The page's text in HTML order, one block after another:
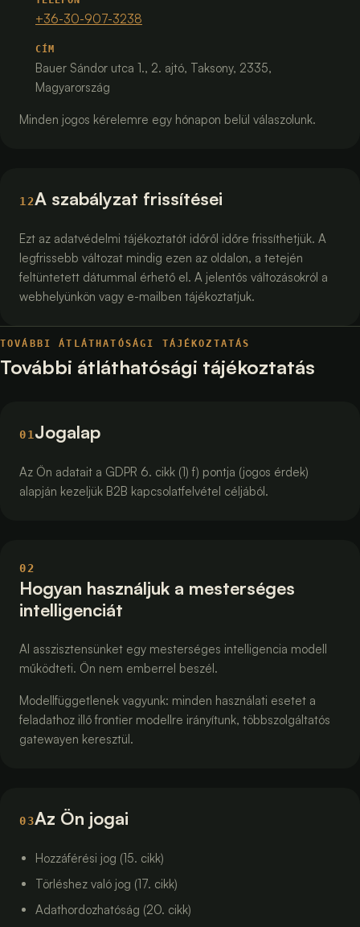
+36-30-907-3238
CÍM
Bauer Sándor utca 1., 2. ajtó, Taksony, 2335,
Magyarország
Minden jogos kérelemre egy hónapon belül válaszolunk.
12A szabályzat frissítései
Ezt az adatvédelmi tájékoztatót időről időre frissíthetjük. A
legfrissebb változat mindig ezen az oldalon, a tetején
feltüntetett dátummal érhető el. A jelentős változásokról a
webhelyünkön vagy e-mailben tájékoztatjuk.
TOVÁBBI ÁTLÁTHATÓSÁGI TÁJÉKOZTATÁS
További átláthatósági tájékoztatás
01 Jogalap
Az Ön adatait a GDPR 6. cikk (1) f) pontja (jogos érdek)
alapján kezeljük B2B kapcsolatfelvétel céljából.
02
Hogyan használjuk a mesterséges
intelligenciát
AI asszisztensünket egy mesterséges intelligencia modell
működteti. Ön nem emberrel beszél.
Modellfüggetlenek vagyunk: minden használati esetet a
feladathoz illő frontier modellre irányítunk, többszolgáltatós
gatewayen keresztül.
03Az Ön jogai
Hozzáférési jog (15. cikk)
Törléshez való jog (17. cikk)
Adathordozhatóság (20. cikk)